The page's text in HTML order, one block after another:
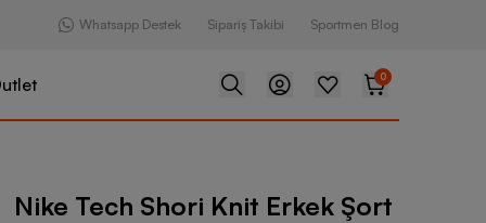
Whatsapp Destek Sipariş Takibi Sportmen Blog
0
Knit Erkek Şort
Nike Tech Shori Knit Erkek Şort